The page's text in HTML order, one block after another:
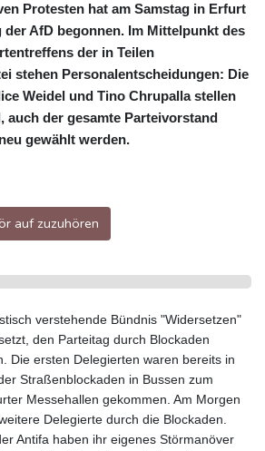
Protesten hat am Samstag in Erfurt
AfD begonnen. Im Mittelpunkt des
der in Teilen
stehen Personalentscheidungen: Die
Weidel und Tino Chrupalla stellen
auch der gesamte Parteivorstand
gewählt werden.
auf zuzuhören
verstehende Bündnis "Widersetzen"
den Parteitag durch Blockaden
Die ersten Delegierten waren bereits in
Straßenblockaden in Bussen zum
Messehallen gekommen. Am Morgen
Delegierte durch die Blockaden.
Antifa haben ihr eigenes Störmanöver